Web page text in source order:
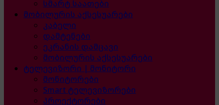
სმარტ საათები
მობილურის აქსესუარები
კაბელი
დამტენები
ეკრანის დამცავი
მობილურის აქსესუარები
ტელევიზორი | მონიტორი
მონიტორები
Smart ტელევიზორები
პროექტორები